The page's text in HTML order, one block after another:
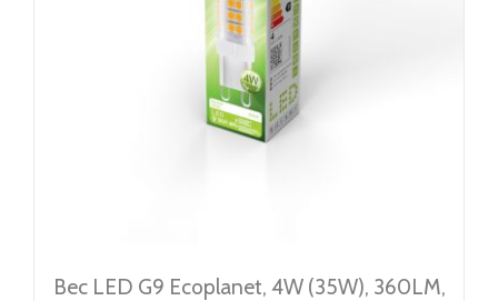
Bec LED G9 Ecoplanet, 4W (35W), 360LM,